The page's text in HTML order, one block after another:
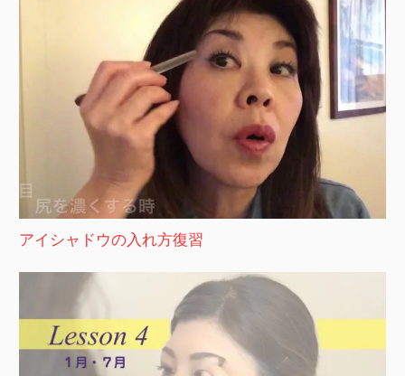
アイシャドウの入れ方復習